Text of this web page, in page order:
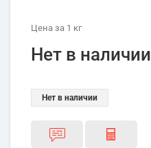
Цена за 1 кг
Нет в наличии
Нет в наличии